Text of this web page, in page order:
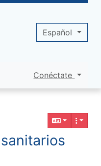
functionality
etc.
Conéctate
Español